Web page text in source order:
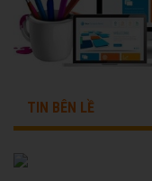
TIN BÊN LỀ